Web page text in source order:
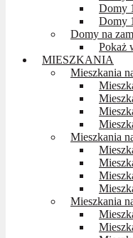
Domy
Domy
Domy na
Pokaż
MIESZKANIA
Mieszkania
Mieszkania
Mieszkania